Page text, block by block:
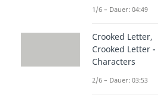
1/6 – Dauer: 04:49
Crooked Letter,
Crooked Letter -
Characters
2/6 – Dauer: 03:53